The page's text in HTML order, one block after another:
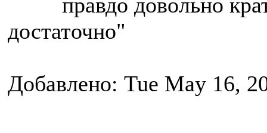
достаточно"
Добавлено: Tue May 16,